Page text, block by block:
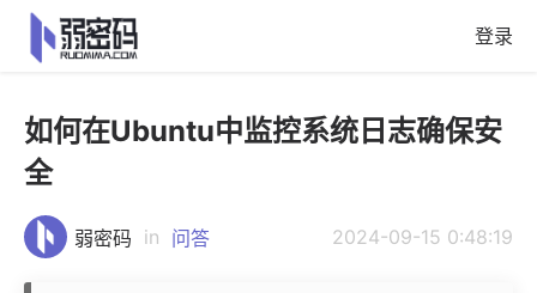
登录
如何在Ubuntu中监控系统日志确保安
全
弱密码 in 问答 2024-09-15 0:48:19